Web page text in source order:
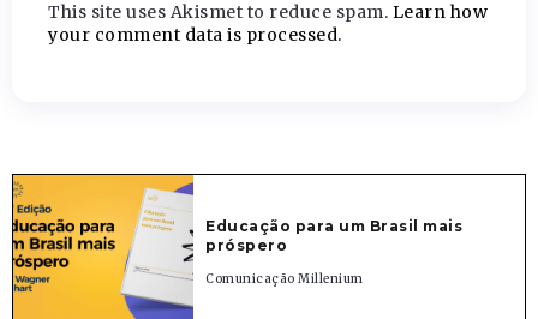
This site uses Akismet to reduce spam. Learn how
your comment data is processed.
Educação para um Brasil mais
próspero
Comunicação Millenium